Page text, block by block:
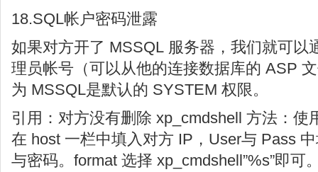
18.SQL帐户密码泄露
如果对方开了 MSSQL 服务器，我们就可以
理员帐号（可以从他的连接数据库的 ASP
为 MSSQL是默认的 SYSTEM 权限。
引用：对方没有删除 xp_cmdshell 方法：使
在 host 一栏中填入对方 IP，User与 Pass
与密码。format 选择 xp_cmdshell”%s”即可